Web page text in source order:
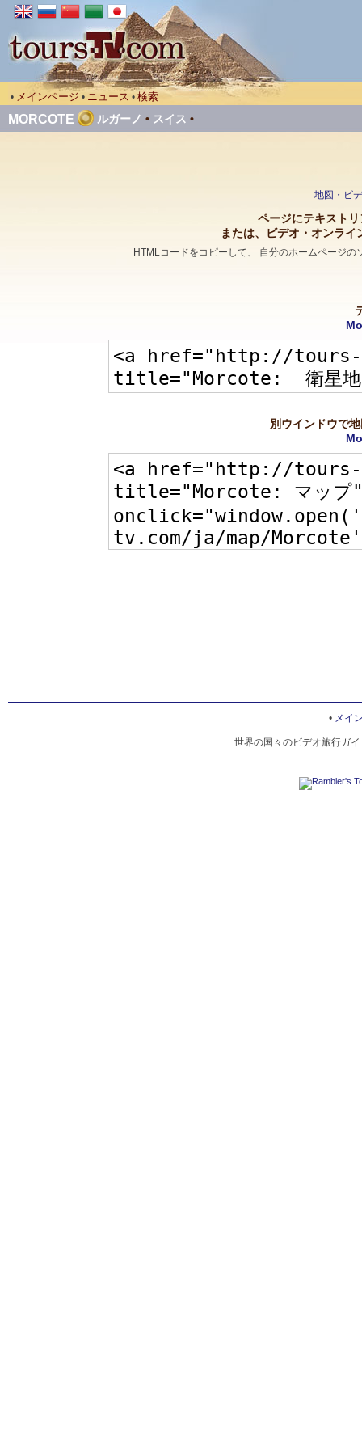
• メインページ • ニュース • 検索
MORCOTE ルガーノ • スイス •
地図・ビ
ページにテキスト
または、ビデオ・オンラ
HTMLコードをコピーして、 自分のホームページ
別ウインドウで
• メイ
世界の国々のビデオ旅行ガ